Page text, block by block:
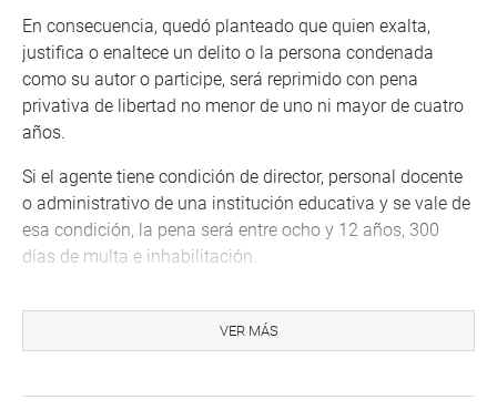
En consecuencia, quedó planteado que quien exalta,
justifica o enaltece un delito o la persona condenada
como su autor o participe, será reprimido con pena
privativa de libertad no menor de uno ni mayor de cuatro
años.
Si el agente tiene condición de director, personal docente
o administrativo de una institución educativa y se vale de
esa condición, la pena será entre ocho y 12 años, 300
días de multa e inhabilitación.
institución educativa, o mediante objetos, libros,
imágenes, o a través de actos sociales, o mediante el uso
VER MÁS